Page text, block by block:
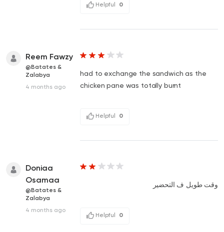
Helpful 0
Reem Fawzy
@Batates &
Zalabya
4 months ago
had to exchange the sandwich as the
chicken pane was totally burnt
Helpful 0
Doniaa
Osamaa
@Batates &
Zalabya
4 months ago
وقت طويل ف التحضير
Helpful 0